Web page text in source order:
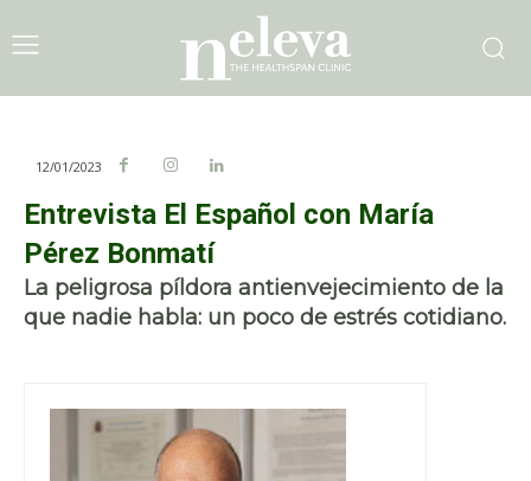
12/01/2023
Entrevista El Español con María
Pérez Bonmatí
La peligrosa píldora antienvejecimiento de la
que nadie habla: un poco de estrés cotidiano.